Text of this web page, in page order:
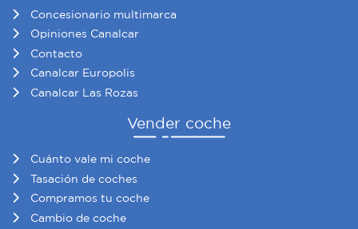
Concesionario multimarca
Opiniones Canalcar
Contacto
Canalcar Europolis
Canalcar Las Rozas
Vender coche
Cuánto vale mi coche
Tasación de coches
Compramos tu coche
Cambio de coche